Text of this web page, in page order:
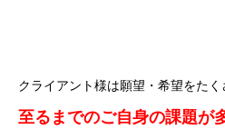
クライアント様は願望・希望をたく
至るまでのご自身の課題が